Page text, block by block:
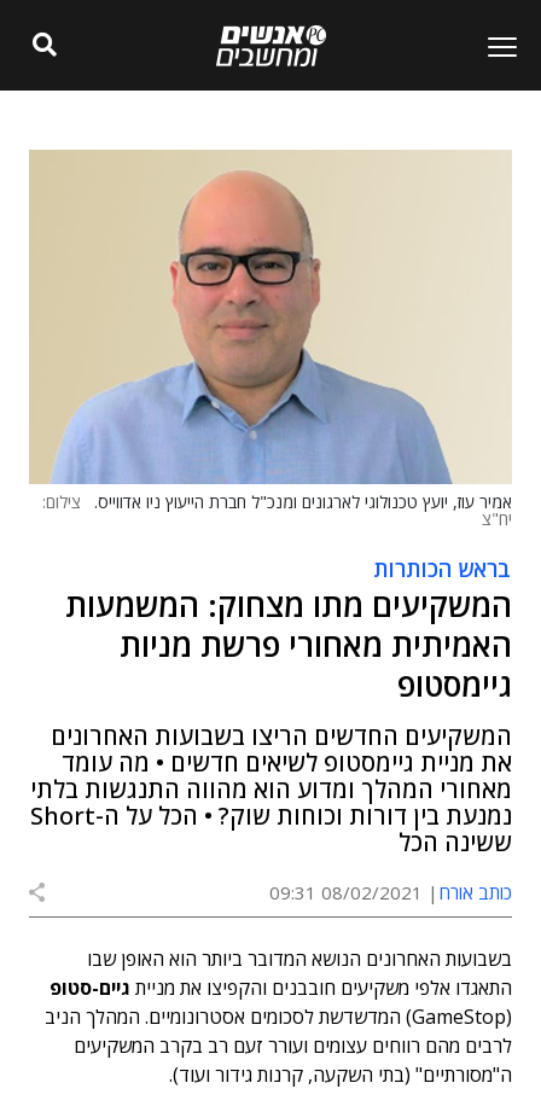
אמיר עוז, יועץ טכנולוגי לארגונים ומנכ"ל חברת הייעוץ ניו אדווייס. צילום:
יח"צ
בראש הכותרות
המשקיעים מתו מצחוק: המשמעות
האמיתית מאחורי פרשת מניות
גיימסטופ
המשקיעים החדשים הריצו בשבועות האחרונים
את מניית גיימסטופ לשיאים חדשים • מה עומד
מאחורי המהלך ומדוע הוא מהווה התנגשות בלתי
נמנעת בין דורות וכוחות שוק? • הכל על ה-Short
ששינה הכל
כותב אורח 08/02/2021 09:31
בשבועות האחרונים הנושא המדובר ביותר הוא האופן שבו
התאגדו אלפי משקיעים חובבנים והקפיצו את מניית גיים-סטופ
(GameStop) המדשדשת לסכומים אסטרונומיים. המהלך הניב
לרבים מהם רווחים עצומים ועורר זעם רב בקרב המשקיעים
ה"מסורתיים" (בתי השקעה, קרנות גידור ועוד).